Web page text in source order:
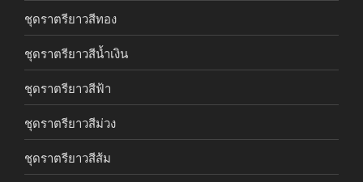
ชุดราตรียาวสีทอง
ชุดราตรียาวสีน้ำเงิน
ชุดราตรียาวสีฟ้า
ชุดราตรียาวสีม่วง
ชุดราตรียาวสีส้ม